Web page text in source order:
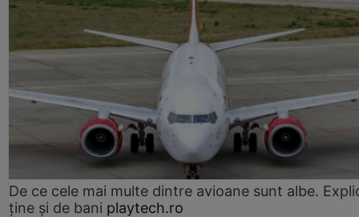
De ce cele mai multe dintre avioane sunt albe.
ține și de bani playtech.ro